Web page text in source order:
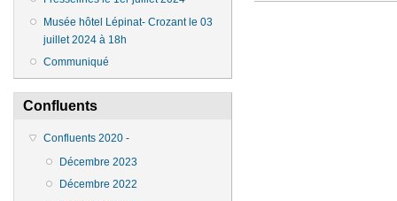
Musée hôtel Lépinat- Crozant le 03
juillet 2024 à 18h
Communiqué
Confluents
Confluents 2020 -
Décembre 2023
Décembre 2022